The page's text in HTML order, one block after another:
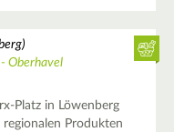
Oberhavel
Platz in Löwenberg
Produkten